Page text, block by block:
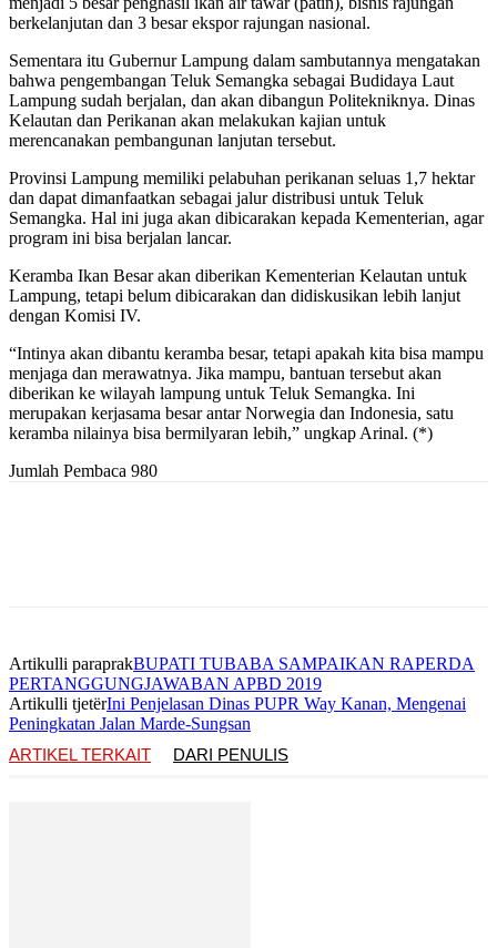
berkelanjutan dan 3 besar ekspor rajungan nasional.
Sementara itu Gubernur Lampung dalam sambutannya mengatakan
bahwa pengembangan Teluk Semangka sebagai Budidaya Laut
Lampung sudah berjalan, dan akan dibangun Politekniknya. Dinas
Kelautan dan Perikanan akan melakukan kajian untuk
merencanakan pembangunan lanjutan tersebut.
Provinsi Lampung memiliki pelabuhan perikanan seluas 1,7 hektar
dan dapat dimanfaatkan sebagai jalur distribusi untuk Teluk
Semangka. Hal ini juga akan dibicarakan kepada Kementerian, agar
program ini bisa berjalan lancar.
Keramba Ikan Besar akan diberikan Kementerian Kelautan untuk
Lampung, tetapi belum dibicarakan dan didiskusikan lebih lanjut
dengan Komisi IV.
“Intinya akan dibantu keramba besar, tetapi apakah kita bisa mampu
menjaga dan merawatnya. Jika mampu, bantuan tersebut akan
diberikan ke wilayah lampung untuk Teluk Semangka. Ini
merupakan kerjasama besar antar Norwegia dan Indonesia, satu
keramba nilainya bisa bermilyaran lebih,” ungkap Arinal. (*)
Jumlah Pembaca 980
Artikulli paraprakBUPATI TUBABA SAMPAIKAN RAPERDA
PERTANGGUNGJAWABAN APBD 2019
Artikulli tjetërIni Penjelasan Dinas PUPR Way Kanan, Mengenai
Peningkatan Jalan Marde-Sungsan
ARTIKEL TERKAIT
DARI PENULIS